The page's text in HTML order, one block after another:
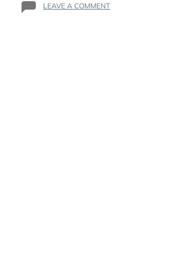
LEAVE A COMMENTON